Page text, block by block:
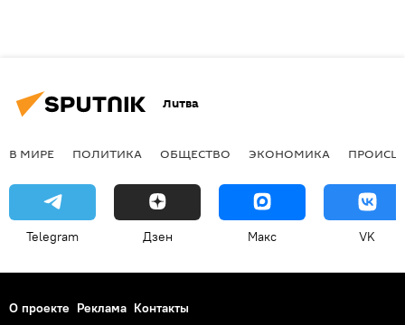
Литва
В МИРЕ ПОЛИТИКА ОБЩЕСТВО ЭКОНОМИКА
Telegram Дзен Макс VK
О проекте Реклама Контакты